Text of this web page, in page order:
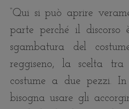
“Qui si può aprire
parte perché il discorso
sgambatura del
reggiseno, la scelta tra
costume a due pezzi.
bisogna usare gli